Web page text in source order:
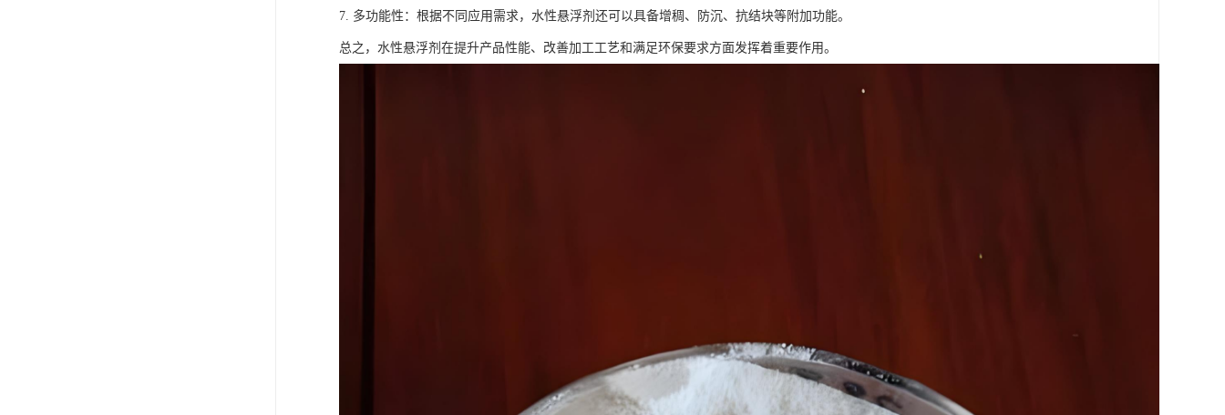
7. 多功能性：根据不同应用需求，水性悬浮剂还可以具备增稠、防沉、抗结块等附加功能。
总之，水性悬浮剂在提升产品性能、改善加工工艺和满足环保要求方面发挥着重要作用。